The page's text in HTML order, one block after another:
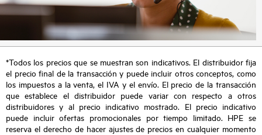
*Todos los precios que se muestran son indicativos. El distribuidor fija
el precio final de la transacción y puede incluir otros conceptos, como
los impuestos a la venta, el IVA y el envío. El precio de la transacción
que establece el distribuidor puede variar con respecto a otros
distribuidores y al precio indicativo mostrado. El precio indicativo
puede incluir ofertas promocionales por tiempo limitado. HPE se
reserva el derecho de hacer ajustes de precios en cualquier momento